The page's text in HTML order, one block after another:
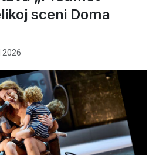
sceni Doma
2026